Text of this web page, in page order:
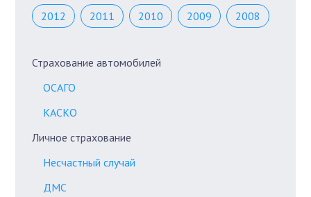
2012 2011 2010 2009 2008
Страхование автомобилей
ОСАГО
КАСКО
Личное страхование
Несчастный случай
ДМС